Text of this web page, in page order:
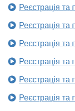
Реєстрація
Реєстрація
Реєстрація
Реєстрація
Реєстрація
Реєстрація